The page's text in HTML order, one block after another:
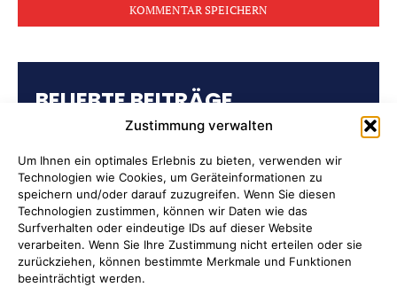
Zustimmung verwalten
Um Ihnen ein optimales Erlebnis zu bieten, verwenden wir
Technologien wie Cookies, um Geräteinformationen zu
speichern und/oder darauf zuzugreifen. Wenn Sie diesen
Technologien zustimmen, können wir Daten wie das
Surfverhalten oder eindeutige IDs auf dieser Website
verarbeiten. Wenn Sie Ihre Zustimmung nicht erteilen oder sie
zurückziehen, können bestimmte Merkmale und Funktionen
beeinträchtigt werden.
BELIEBTE BEITRÄGE
Kulturring Attendorn präsentiert
Kultursaison 2026/2027
„Oli radelt“… am 10. August nach
Attendorn
Kulturbüro Attendorn: